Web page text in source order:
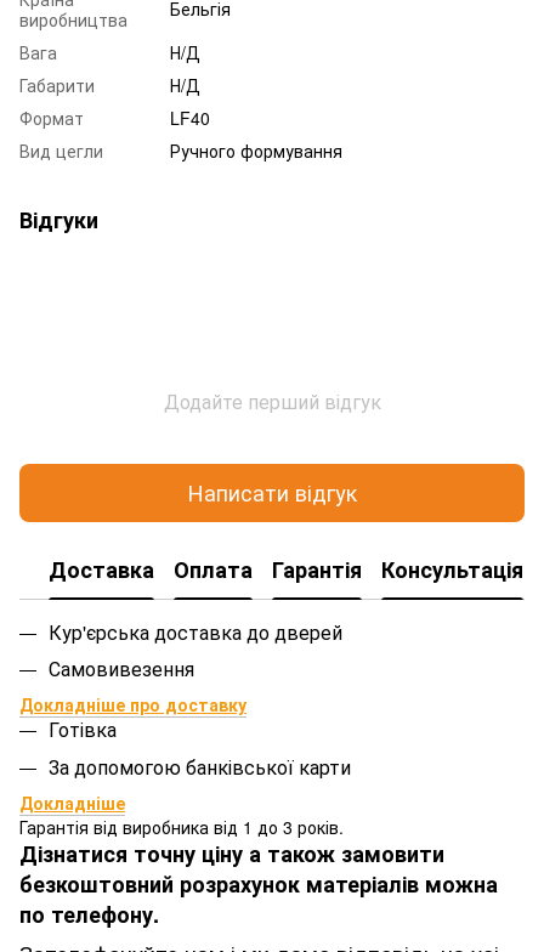
виробництва
Бельгія
Вага
Н/Д
Габарити
Н/Д
Формат
LF40
Вид цегли
Ручного формування
Відгуки
Додайте перший відгук
Написати відгук
Доставка Оплата Гарантія Консультація
Кур'єрська доставка до дверей
Самовивезення
Докладніше про доставку
Готівка
За допомогою банківської карти
Докладніше
Гарантія від виробника від 1 до 3 років.
Дізнатися точну ціну а також замовити
безкоштовний розрахунок матеріалів можна
по телефону.